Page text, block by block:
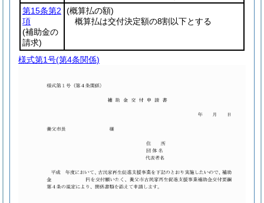
第15条第2
項
(補助金の
請求)
(概算払の額)
概算払は交付決定額の8割以下とする
様式第1号(第4条関係)